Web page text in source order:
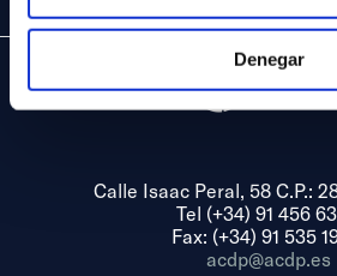
Denegar
Calle Isaac Peral, 58 C.P.:
Tel (+34) 91 456
Fax: (+34) 91 535
acdp@acdp.es